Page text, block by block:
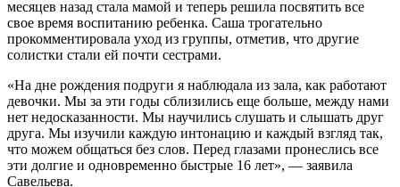
месяцев назад стала мамой и теперь решила посвятить все
свое время воспитанию ребенка. Саша трогательно
прокомментировала уход из группы, отметив, что другие
солистки стали ей почти сестрами.
«На дне рождения подруги я наблюдала из зала, как работают
девочки. Мы за эти годы сблизились еще больше, между нами
нет недосказанности. Мы научились слушать и слышать друг
друга. Мы изучили каждую интонацию и каждый взгляд так,
что можем общаться без слов. Перед глазами пронеслись все
эти долгие и одновременно быстрые 16 лет», — заявила
Савельева.